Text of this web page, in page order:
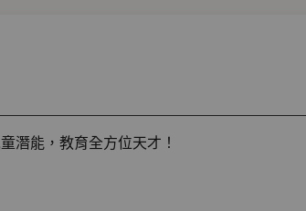
潛能，教育全方位天才！